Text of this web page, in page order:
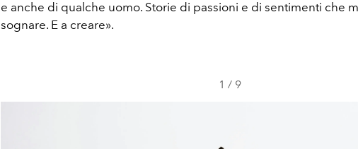
e anche di qualche uomo. Storie di passioni e di sentimenti che
sognare. E a creare».
1 / 9